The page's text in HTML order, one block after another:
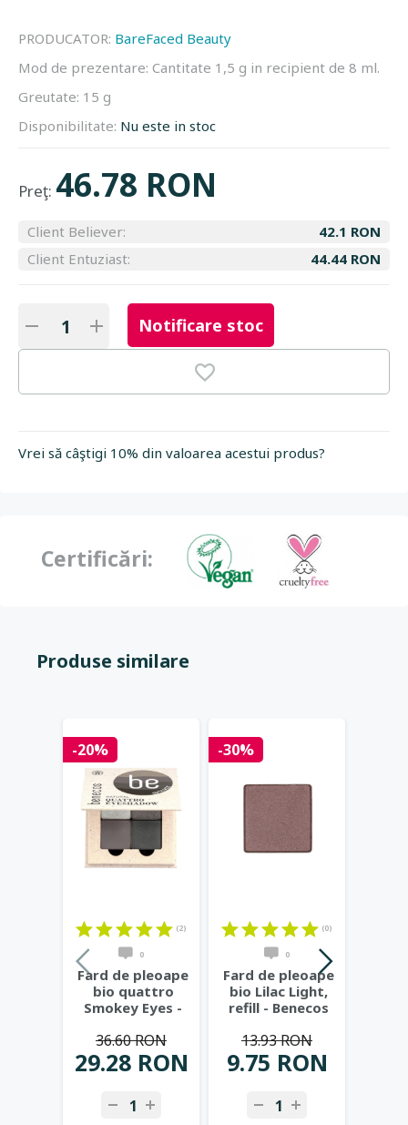
PRODUCATOR: BareFaced Beauty
Mod de prezentare: Cantitate 1,5 g in recipient de 8 ml.
Greutate: 15 g
Disponibilitate: Nu este in stoc
Preţ: 46.78 RON
Client Believer:
42.1 RON
Client Entuziast:
44.44 RON
Notificare stoc
Vrei să câştigi 10% din valoarea acestui produs?
Certificări:
Produse similare
-20%
(2)
0
Fard de pleoape
bio quattro
Smokey Eyes -
29.28 RON
36.60 RON
-30%
(0)
0
Fard de pleoape
bio Lilac Light,
refill - Benecos
9.75 RON
13.93 RON